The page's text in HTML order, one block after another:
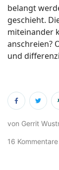
belangt
geschieht.
miteinander
anschreien?
und
von Gerrit
16 Kommentare